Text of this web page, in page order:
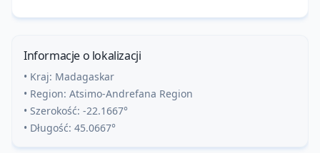
Informacje o lokalizacji
• Kraj: Madagaskar
• Region: Atsimo-Andrefana Region
• Szerokość: -22.1667°
• Długość: 45.0667°